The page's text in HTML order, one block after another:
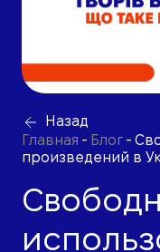
Назад
Главная - Блог -
произведений в